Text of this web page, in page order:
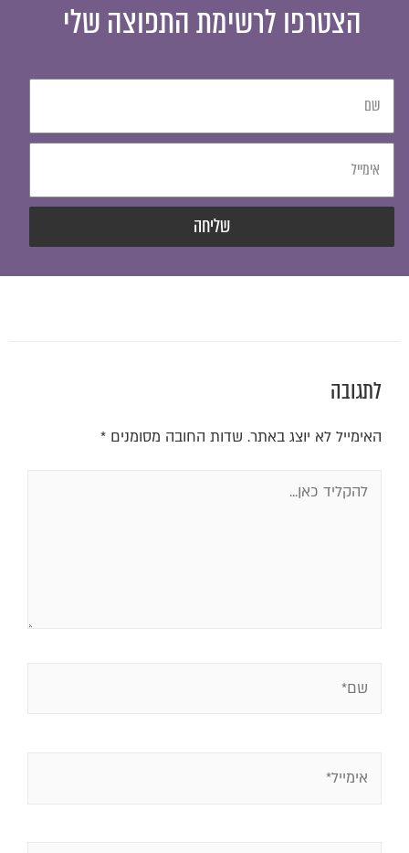
הצטרפו לרשימת התפוצה שלי
שליחה
לתגובה
האימייל לא יוצג באתר. שדות החובה מסומנים*